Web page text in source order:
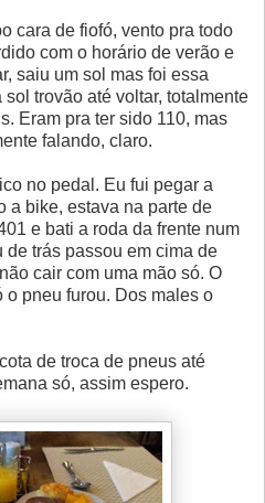
cara de fiofó, vento pra todo
com o horário de verão e
saiu um sol mas foi essa
trovão até voltar, totalmente
Eram pra ter sido 110, mas
falando, claro.
no pedal. Eu fui pegar a
a bike, estava na parte de
e bati a roda da frente num
de trás passou em cima de
cair com uma mão só. O
o pneu furou. Dos males o
de troca de pneus até
só, assim espero.